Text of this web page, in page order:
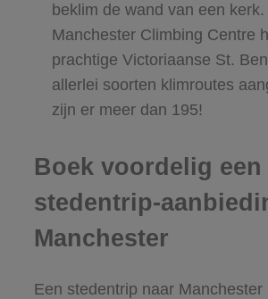
beklim de wand van een
Manchester Climbing Centre
prachtige Victoriaanse St.
allerlei soorten klimroutes
zijn er meer dan 195!
Boek voordelig een
stedentrip-
Manchester
Een stedentrip naar Manchester